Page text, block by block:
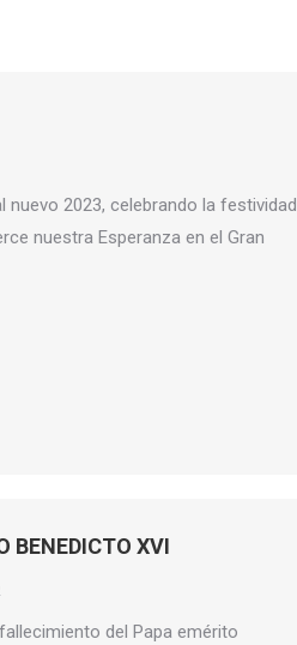
2023, celebrando la festividad
nuestra Esperanza en el Gran
BENEDICTO XVI
del Papa emérito